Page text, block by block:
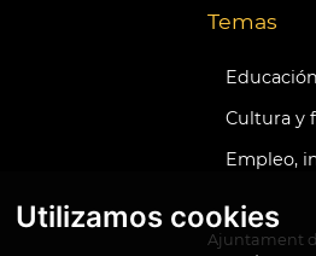
Utilizamos cookies
Temas
Cultura y
Empleo,
Ajuntament